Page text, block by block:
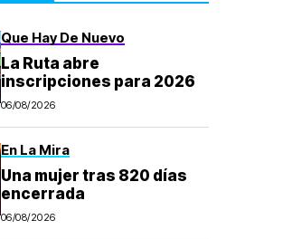
Que Hay De Nuevo
La Ruta abre
inscripciones para 2026
06/08/2026
En La Mira
Una mujer tras 820 días
encerrada
06/08/2026